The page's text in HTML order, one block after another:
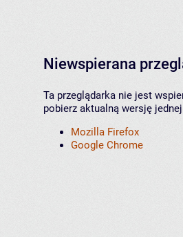
Niewspierana
Ta przeglądarka nie jest
pobierz aktualną wersję
Mozilla Firefox
Google Chrome